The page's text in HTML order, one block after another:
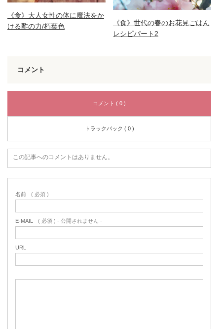
《食》大人女性の体に魔法をか
ける酢の力/朽葉色
《食》世代の春のお花見ごはん
レシピパート2
コメント
コメント ( 0 )
トラックバック ( 0 )
この記事へのコメントはありません。
名前 ( 必須 )
E-MAIL ( 必須 ) - 公開されません -
URL